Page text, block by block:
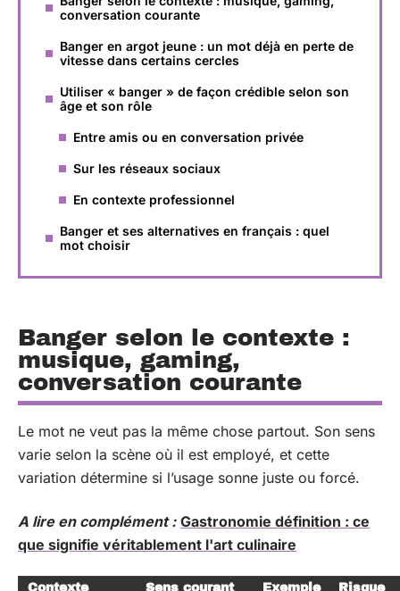
conversation courante
Banger en argot jeune : un mot déjà en perte de
vitesse dans certains cercles
Utiliser « banger » de façon crédible selon son
âge et son rôle
Entre amis ou en conversation privée
Sur les réseaux sociaux
En contexte professionnel
Banger et ses alternatives en français : quel
mot choisir
Banger selon le contexte :
musique, gaming,
conversation courante
Le mot ne veut pas la même chose partout. Son sens
varie selon la scène où il est employé, et cette
variation détermine si l’usage sonne juste ou forcé.
A lire en complément : Gastronomie définition : ce
que signifie véritablement l'art culinaire
Contexte Sens courant
Exemple
Risque